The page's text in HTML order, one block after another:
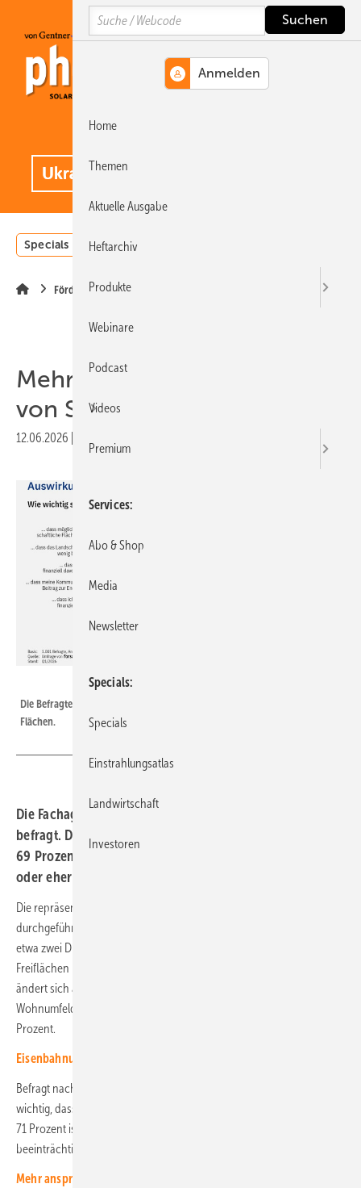
Hauptinhalt
Hauptmenü
SiteSearch
Specials Einstrahlungsatlas
Förderung
Mehrheit unterstützt Ausbau
von Solarparks
12.06.2026
Die Befragten äußerten sich auch zu konkurrierender Nutzung der
Flächen.
Die Fachagentur Wind und Solar hat die Bevölkerung
befragt. Die Zustimmung zu Freiflächenanlagen ist hoch.
69 Prozent halten die Nutzung und den Ausbau für sehr
oder eher wichtig.
Die repräsentative Umfrage wurde von Forsa im März 2026
durchgeführt, im Auftrag der Fachagentur. Sie zeigt weiterhin, dass
etwa zwei Drittel der Befragten dem Ausbau von Solarparks auf
Freiflächen positiv gegenüber eingestellt sind (68 Prozent). Daran
ändert sich auch nichts, wenn Personen nach dem eigenen
Wohnumfeld gefragt werden: Die lokale Akzeptanz liegt stabil bei 67
Prozent.
Eisenbahnunternehmen Arverio schreibt PPA für Ökostrom aus
Befragt nach den Auswirkungen vor Ort ist 85 Prozent der Befragten
wichtig, dass keine landwirtschaftlichen Flächen verloren gehen. Für
71 Prozent ist wichtig, dass das Landschaftsbild möglichst wenig
beeinträchtigt wird.
Mehr anspruchsvolle Solarprojekte finden Sie hier
Search
Home
Themen
Aktuelle Ausgabe
Heftarchiv
Produkte
Webinare
Podcast
Videos
Premium
Services
Abo & Shop
Media
Newsletter
Specials
Specials
Einstrahlungsatlas
Landwirtschaft
Investoren